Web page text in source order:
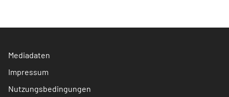
Mediadaten
Impressum
Nutzungsbedingungen